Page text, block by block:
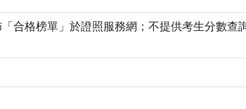
合格榜單」於證照服務網；不提供考生分數查詢